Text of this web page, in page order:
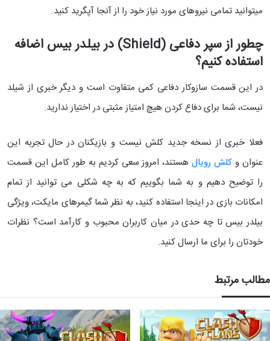
میتوانید تمامی نیروهای مورد نیاز خود را از آنجا آپگرید کنید.
چطور از سپر دفاعی (Shield) در بیلدر بیس اضافه
استفاده کنیم؟
در این قسمت سازوکار دفاعی کمی متفاوت است و دیگر خبری از شیلد
نیست، شما برای دفاع کردن هیچ امتیاز مثبتی در اختیار ندارید.
فعلا خبری از نسخه جدید کلش نیست و بازیکنان در حال تجربه این
عنوان و کلش رویالهستند، امروز سعی کردیم به طور کامل این قسمت
را توضیح دهیم و به شما بگوییم که به چه شکلی می توانید از تمام
امکانات بازی در اینجا استفاده کنید، به نظر شما گیمرهای مایکت، ویژگی
بیلدر بیس تا چه حدی در میان کاربران محبوب و کارآمد است؟ نظرات
خودتان را برای ما ارسال کنید.
مطالب مرتبط